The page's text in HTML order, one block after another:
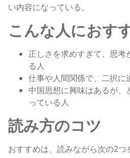
い内容になっている。
こんな人におす
正しさを求めすぎて、思考
る人
仕事や人間関係で、二択に
中国思想に興味はあるが、
っている人
読み方のコツ
おすすめは、読みながら次の2つ